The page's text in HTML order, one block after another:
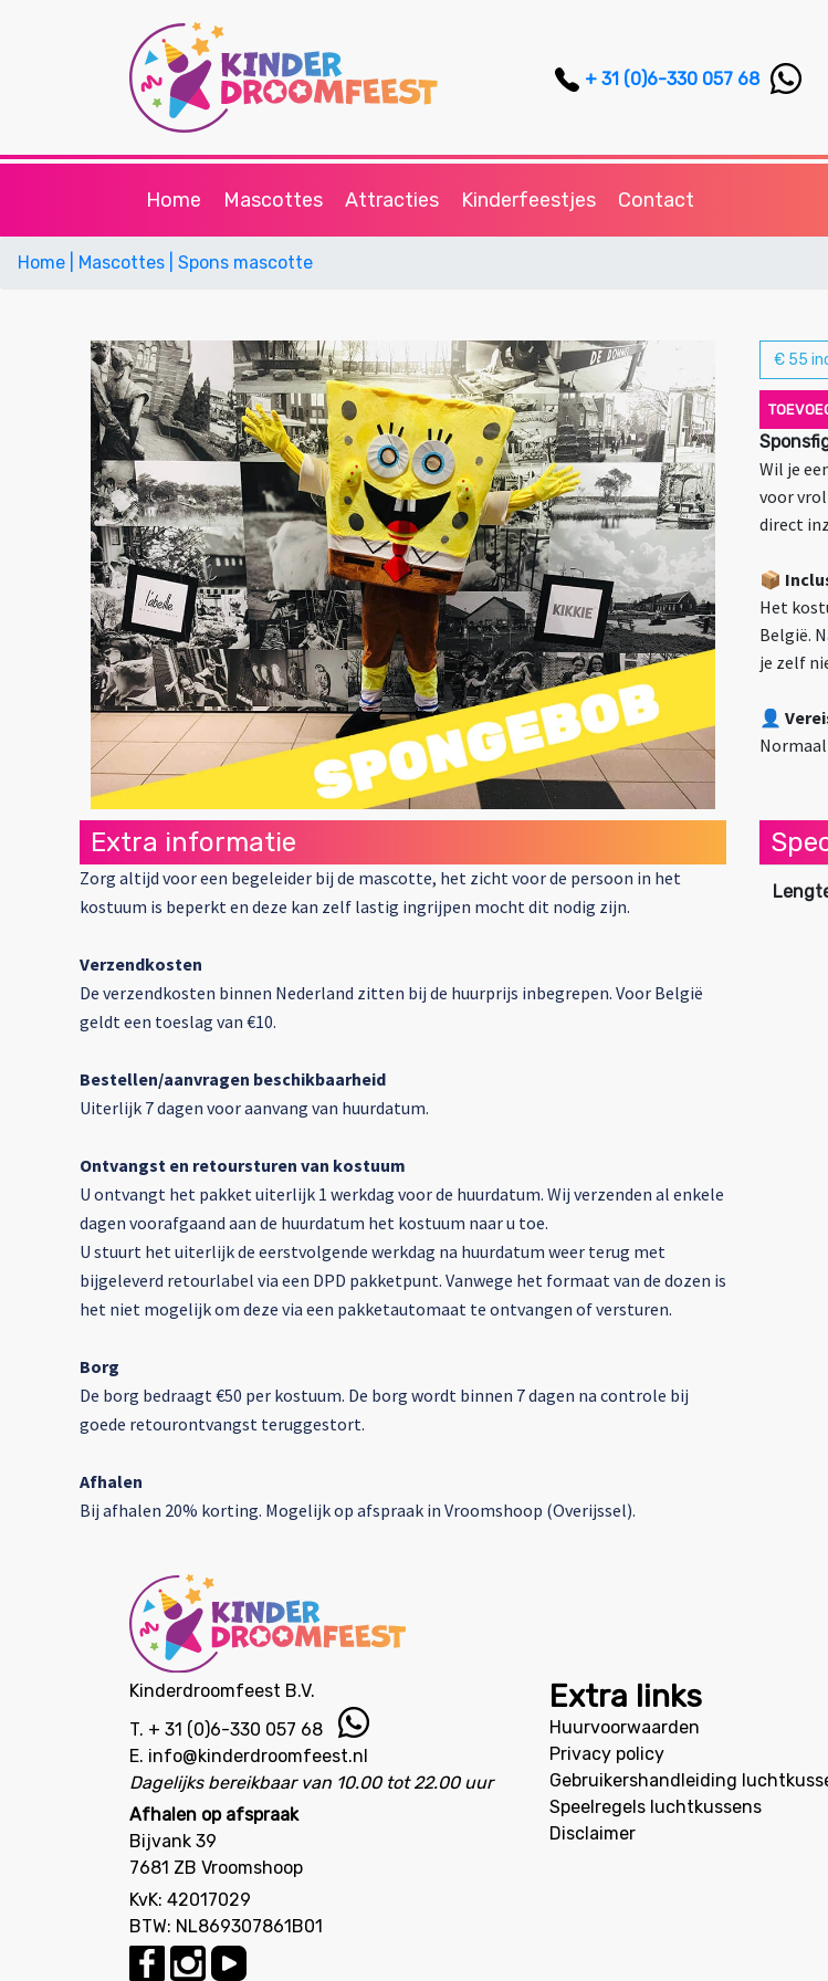
+ 31 (0)6-330 057 68
Home Mascottes Attracties Kinderfeestjes Contact
Home | Mascottes | Spons mascotte
€ 55
Wil je
voor
direct
📦
Het
België.
je zelf
👤
Normaal
Extra informatie
Zorg altijd voor een begeleider bij de mascotte, het zicht voor de persoon in het
kostuum is beperkt en deze kan zelf lastig ingrijpen mocht dit nodig zijn.
Verzendkosten
De verzendkosten binnen Nederland zitten bij de huurprijs inbegrepen. Voor België
geldt een toeslag van €10.
Bestellen/aanvragen beschikbaarheid
Uiterlijk 7 dagen voor aanvang van huurdatum.
Ontvangst en retoursturen van kostuum
U ontvangt het pakket uiterlijk 1 werkdag voor de huurdatum. Wij verzenden al enkele
dagen voorafgaand aan de huurdatum het kostuum naar u toe.
U stuurt het uiterlijk de eerstvolgende werkdag na huurdatum weer terug met
bijgeleverd retourlabel via een DPD pakketpunt. Vanwege het formaat van de dozen is
het niet mogelijk om deze via een pakketautomaat te ontvangen of versturen.
Borg
De borg bedraagt €50 per kostuum. De borg wordt binnen 7 dagen na controle bij
goede retourontvangst teruggestort.
Afhalen
Bij afhalen 20% korting. Mogelijk op afspraak in Vroomshoop (Overijssel).
Kinderdroomfeest B.V.
T. + 31 (0)6-330 057 68
E. info@kinderdroomfeest.nl
Dagelijks bereikbaar van 10.00 tot 22.00 uur
Afhalen op afspraak
Bijvank 39
7681 ZB Vroomshoop
KvK: 42017029
BTW: NL869307861B01
Extra links
Huurvoorwaarden
Privacy policy
Gebruikershandleiding
Speelregels luchtkussens
Disclaimer